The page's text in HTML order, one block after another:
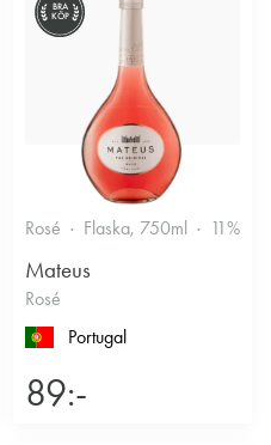
12.5% Fruktigt & Smakrikt
, Coastal Region
BRA
KÖP
Rosé Flaska, 750ml 11%
Mateus
Rosé
Portugal
89:-